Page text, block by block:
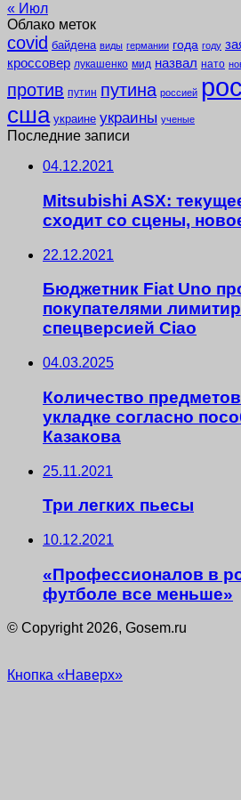
« Июл
Облако меток
covid байдена виды германии года году
кроссовер лукашенко мид назвал нато
против путин путина россией
сша украине украины ученые
Последние записи
04.12.2021
Mitsubishi ASX:
сходит со сцены,
22.12.2021
Бюджетник Fiat Uno
покупателями
спецверсией Ciao
04.03.2025
Количество
укладке согласно
Казакова
25.11.2021
Три легких пьесы
10.12.2021
«Профессионалов в
футболе все меньше»
© Copyright 2026, Gosem.ru
Кнопка «Наверх»